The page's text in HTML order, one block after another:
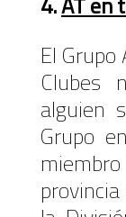
El
Clubes
alguien
Grupo